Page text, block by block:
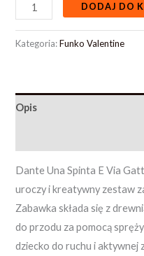
DODAJ DO
Kategoria:Funko Valentine
Opis
Dante Una Spinta E Via
uroczy i kreatywny zestaw
Zabawka składa się z
do przodu za pomocą
dziecko do ruchu i aktywnej